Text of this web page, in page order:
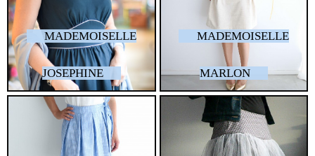
MADEMOISELLE
JOSEPHINE
MADEMOISELLE
MARLON